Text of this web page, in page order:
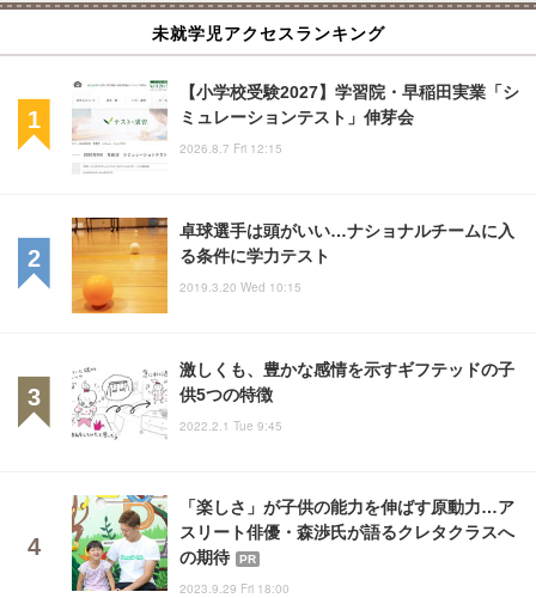
未就学児アクセスランキング
【小学校受験2027】学習院・早稲田実業「シ
ミュレーションテスト」伸芽会
2026.8.7 Fri 12:15
卓球選手は頭がいい…ナショナルチームに入
る条件に学力テスト
2019.3.20 Wed 10:15
激しくも、豊かな感情を示すギフテッドの子
供5つの特徴
2022.2.1 Tue 9:45
「楽しさ」が子供の能力を伸ばす原動力…ア
スリート俳優・森渉氏が語るクレタクラスへ
の期待
PR
2023.9.29 Fri 18:00